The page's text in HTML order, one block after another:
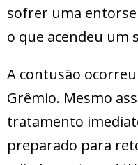
sofrer uma
o que acendeu um
A contusão
Grêmio. Mesmo
tratamento
preparado para